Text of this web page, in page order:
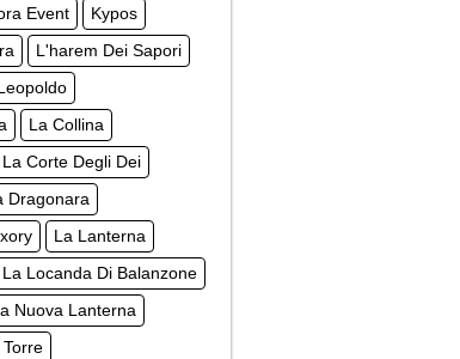
Event
Kypos
L'harem Dei Sapori
La Collina
La Corte Degli Dei
Dragonara
La Lanterna
La Locanda Di Balanzone
Nuova Lanterna
Torre